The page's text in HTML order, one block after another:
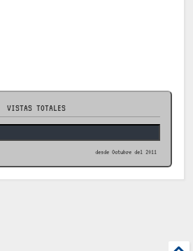
VISTAS TOTALES
desde Octubre del 2011